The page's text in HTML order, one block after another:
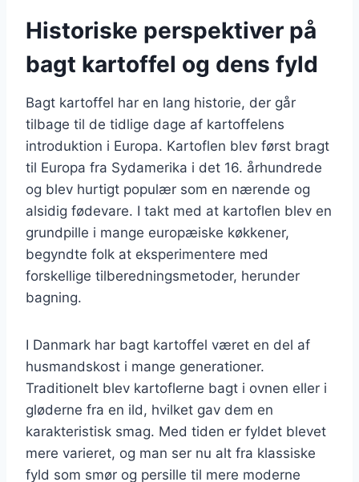
Historiske perspektiver på
bagt kartoffel og dens fyld
Bagt kartoffel har en lang historie, der går
tilbage til de tidlige dage af kartoffelens
introduktion i Europa. Kartoflen blev først bragt
til Europa fra Sydamerika i det 16. århundrede
og blev hurtigt populær som en nærende og
alsidig fødevare. I takt med at kartoflen blev en
grundpille i mange europæiske køkkener,
begyndte folk at eksperimentere med
forskellige tilberedningsmetoder, herunder
bagning.
I Danmark har bagt kartoffel været en del af
husmandskost i mange generationer.
Traditionelt blev kartoflerne bagt i ovnen eller i
gløderne fra en ild, hvilket gav dem en
karakteristisk smag. Med tiden er fyldet blevet
mere varieret, og man ser nu alt fra klassiske
fyld som smør og persille til mere moderne